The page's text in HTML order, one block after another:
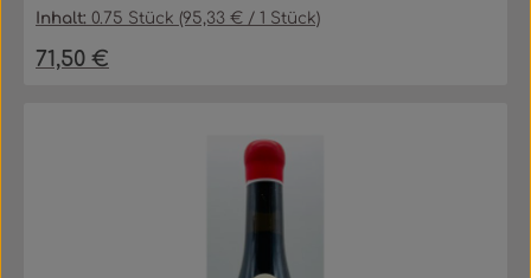
Inhalt:0.75 Stück (95,33 € / 1 Stück)
Regulärer Preis:
71,50 €